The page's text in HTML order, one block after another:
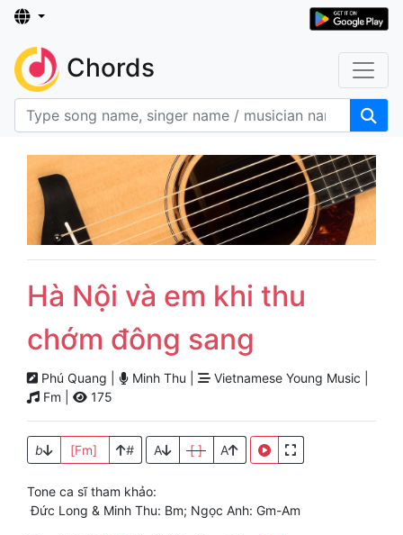
Chords
Hà Nội và em khi thu
chớm đông sang
Phú Quang | Minh Thu |
Vietnamese Young Music |
Fm |
175
b [Fm] # A [ ] A
Tone ca sĩ tham khảo:
Đức Long & Minh Thu: Bm; Ngọc Anh: Gm-Am